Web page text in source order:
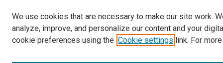
We use cookies that are necessary to make our site work.
analyze, improve, and personalize our content and your
cookie preferences using the Cookie settings link. For